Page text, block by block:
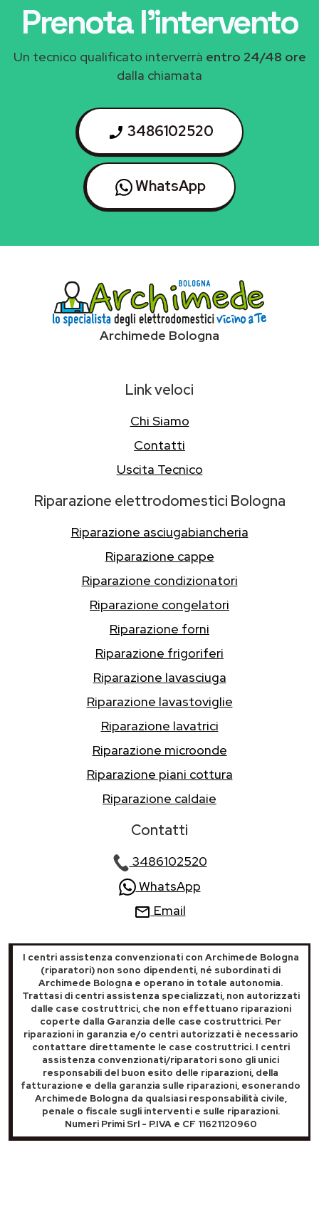
Prenota l'intervento
Un tecnico qualificato interverrà entro 24/48 ore
dalla chiamata
3486102520
WhatsApp
Archimede Bologna
Link veloci
Chi Siamo
Contatti
Uscita Tecnico
Riparazione elettrodomestici Bologna
Riparazione asciugabiancheria
Riparazione cappe
Riparazione condizionatori
Riparazione congelatori
Riparazione forni
Riparazione frigoriferi
Riparazione lavasciuga
Riparazione lavastoviglie
Riparazione lavatrici
Riparazione microonde
Riparazione piani cottura
Riparazione caldaie
Contatti
3486102520
WhatsApp
Email
I centri assistenza convenzionati con Archimede Bologna
(riparatori) non sono dipendenti, né subordinati di
Archimede Bologna e operano in totale autonomia.
Trattasi di centri assistenza specializzati, non autorizzati
dalle case costruttrici, che non effettuano riparazioni
coperte dalla Garanzia delle case costruttrici. Per
riparazioni in garanzia e/o centri autorizzati è necessario
contattare direttamente le case costruttrici. I centri
assistenza convenzionati/riparatori sono gli unici
responsabili del buon esito delle riparazioni, della
fatturazione e della garanzia sulle riparazioni, esonerando
Archimede Bologna da qualsiasi responsabilità civile,
penale o fiscale sugli interventi e sulle riparazioni.
Numeri Primi Srl - P.IVA e CF 11621120960